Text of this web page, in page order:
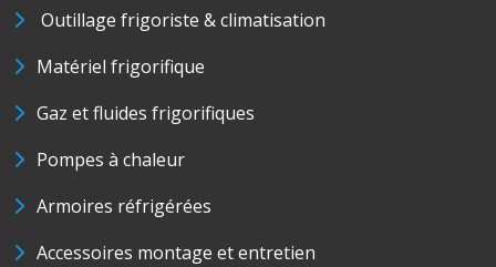
Outillage frigoriste & climatisation
Matériel frigorifique
Gaz et fluides frigorifiques
Pompes à chaleur
Armoires réfrigérées
Accessoires montage et entretien